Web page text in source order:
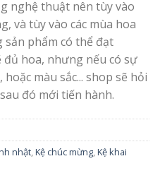
nghệ thuật nên tùy vào
và tùy vào các mùa hoa
phẩm có thể đạt
đủ hoa, nhưng nếu có sự
màu sắc... shop sẽ hỏi
đó mới tiến hành.
nhật,Kệ chúc mừng,Kệ khai